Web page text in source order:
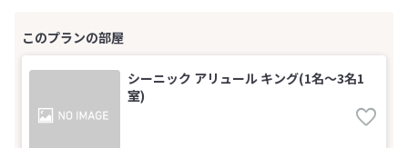
シーニック アリュール キング(1名～3名1
室)